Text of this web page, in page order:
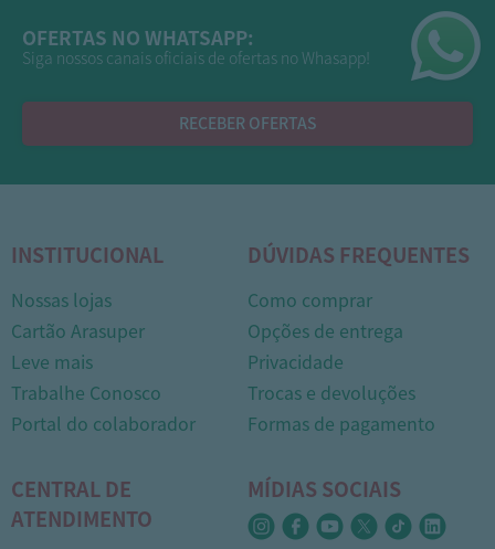
OFERTAS NO WHATSAPP:
Siga nossos canais oficiais de ofertas no Whasapp!
RECEBER OFERTAS
INSTITUCIONAL
Nossas lojas
Cartão Arasuper
Leve mais
Trabalhe Conosco
Portal do colaborador
DÚVIDAS FREQUENTES
Como comprar
Opções de entrega
Privacidade
Trocas e devoluções
Formas de pagamento
CENTRAL DE
ATENDIMENTO
MÍDIAS SOCIAIS